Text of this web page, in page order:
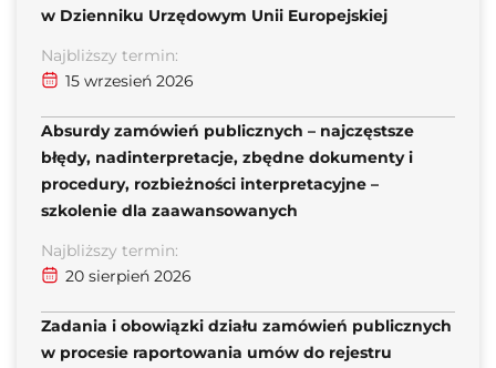
w Dzienniku Urzędowym Unii Europejskiej
Najbliższy termin:
15 wrzesień 2026
Absurdy zamówień publicznych – najczęstsze
błędy, nadinterpretacje, zbędne dokumenty i
procedury, rozbieżności interpretacyjne –
szkolenie dla zaawansowanych
Najbliższy termin:
20 sierpień 2026
Zadania i obowiązki działu zamówień publicznych
w procesie raportowania umów do rejestru